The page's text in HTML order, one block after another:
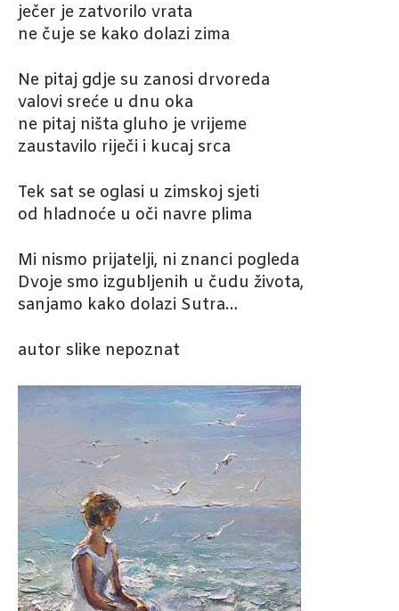
ječer je zatvorilo vrata
ne čuje se kako dolazi zima
Ne pitaj gdje su zanosi drvoreda
valovi sreće u dnu oka
ne pitaj ništa gluho je vrijeme
zaustavilo riječi i kucaj srca
Tek sat se oglasi u zimskoj sjeti
od hladnoće u oči navre plima
Mi nismo prijatelji, ni znanci pogleda
Dvoje smo izgubljenih u čudu života,
sanjamo kako dolazi Sutra…
autor slike nepoznat